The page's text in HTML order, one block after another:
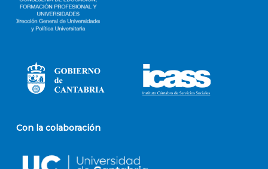
Con la colaboración